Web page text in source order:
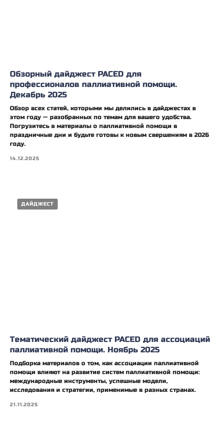
Обзорный дайджест PACED для
профессионалов паллиативной помощи.
Декабрь 2025
Обзор всех статей, которыми мы делились в дайджестах в
этом году — разобранных по темам для вашего удобства.
Погрузитесь в материалы о паллиативной помощи в
праздничные дни и будьте готовы к новым свершениям в 2026
году.
14.12.2025
ДАЙДЖЕСТ
Тематический дайджест PACED для ассоциаций
паллиативной помощи. Ноябрь 2025
Подборка материалов о том, как ассоциации паллиативной
помощи влияют на развитие систем паллиативной помощи:
международные инструменты, успешные модели,
исследования и стратегии, применимые в разных странах.
21.11.2025